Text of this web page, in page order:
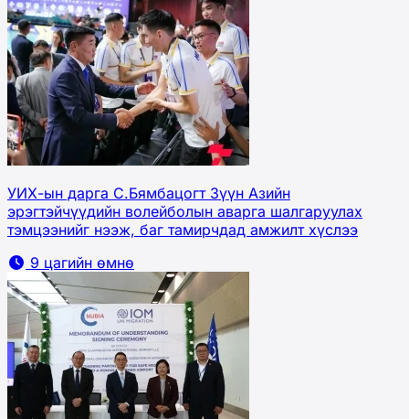
УИХ-ын дарга С.Бямбацогт Зүүн Азийн
эрэгтэйчүүдийн волейболын аварга шалгаруулах
тэмцээнийг нээж, баг тамирчдад амжилт хүслээ
9 цагийн өмнө